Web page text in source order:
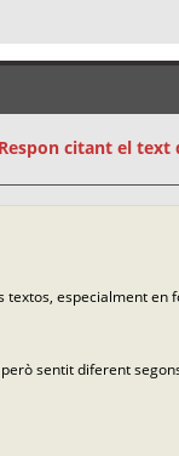
Respon citant el text
textos, especialment en
sentit diferent